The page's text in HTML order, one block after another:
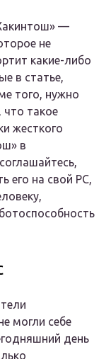
—
не
какие-либо
в статье,
того, нужно
такое
жесткого
в
его на свой PC,
могли себе
день